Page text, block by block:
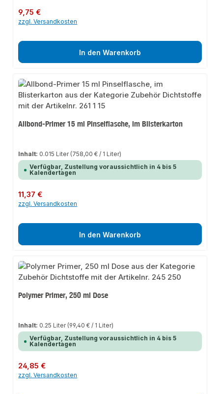
Regulärer Preis:
9,75 €
zzgl. Versandkosten
In den Warenkorb
Allbond-Primer 15 ml Pinselflasche, im Blisterkarton
Inhalt: 0.015 Liter (758,00 € / 1 Liter)
Verfügbar, Zustellung voraussichtlich in 4 bis 5
Kalendertagen
Regulärer Preis:
11,37 €
zzgl. Versandkosten
In den Warenkorb
Polymer Primer, 250 ml Dose
Inhalt: 0.25 Liter (99,40 € / 1 Liter)
Verfügbar, Zustellung voraussichtlich in 4 bis 5
Kalendertagen
Regulärer Preis:
24,85 €
zzgl. Versandkosten